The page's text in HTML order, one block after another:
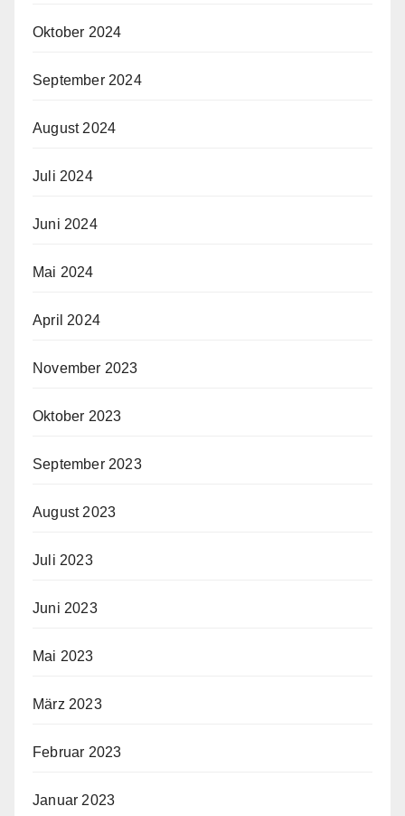
Oktober 2024
September 2024
August 2024
Juli 2024
Juni 2024
Mai 2024
April 2024
November 2023
Oktober 2023
September 2023
August 2023
Juli 2023
Juni 2023
Mai 2023
März 2023
Februar 2023
Januar 2023